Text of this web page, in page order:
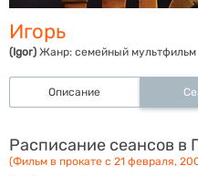
Игорь
(Igor) Жанр: семейный мультфильм
Описание
Расписание сеансов в
(Фильм в прокате с 21 февраля,